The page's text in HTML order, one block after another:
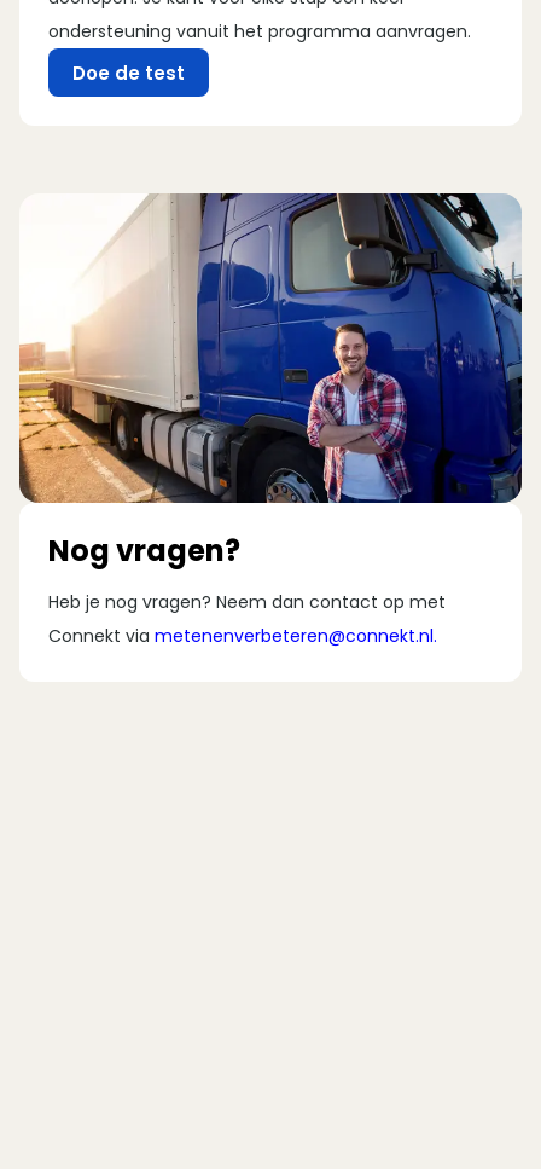
ondersteuning vanuit het programma aanvragen.
Doe de test
Nog vragen?
Heb je nog vragen? Neem dan contact op met
Connekt via metenenverbeteren@connekt.nl.